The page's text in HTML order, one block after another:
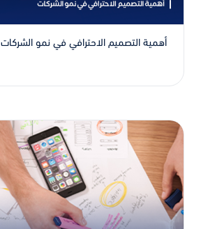
أهمية التصميم الاحترافي في نمو الشركات